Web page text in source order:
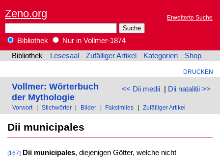
Zeno.org Erweiterte Suche
Bibliothek
Nur in Vollmer-1874
Bibliothek
Lesesaal Zufälliger Artikel Kategorien Shop
DRUCKEN
<< Dii medii| Dii natalitii >>
Vollmer: Wörterbuch
der Mythologie
Vorwort Stichwörter Bilder Faksimiles Zufälliger Artikel
Dii municipales
[167] Dii municipales, diejenigen Götter, welche nicht